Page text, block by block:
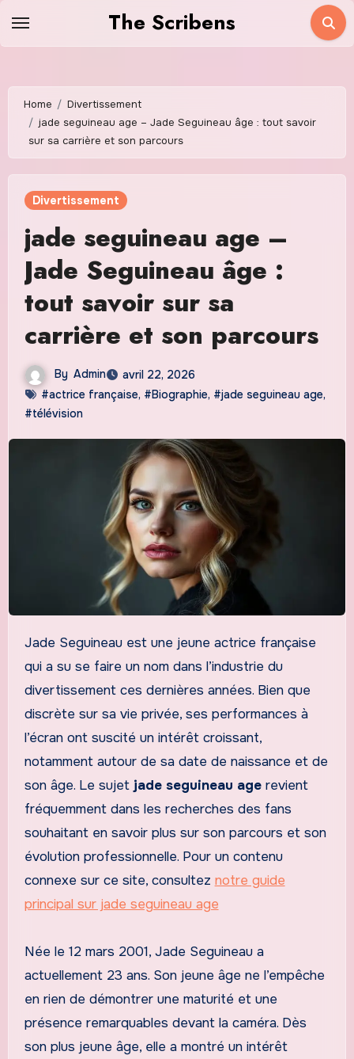
The Scribens
Home
Divertissement
jade seguineau age – Jade Seguineau âge : tout savoir
sur sa carrière et son parcours
Divertissement
jade seguineau age –
Jade Seguineau âge :
tout savoir sur sa
carrière et son parcours
By Admin
avril 22, 2026
#actrice française, #Biographie, #jade seguineau age,
#télévision
Jade Seguineau est une jeune actrice française
qui a su se faire un nom dans l’industrie du
divertissement ces dernières années. Bien que
discrète sur sa vie privée, ses performances à
l’écran ont suscité un intérêt croissant,
notamment autour de sa date de naissance et de
son âge. Le sujet jade seguineau agerevient
fréquemment dans les recherches des fans
souhaitant en savoir plus sur son parcours et son
évolution professionnelle. Pour un contenu
connexe sur ce site, consultez notre guide
principal sur jade seguineau age
Née le 12 mars 2001, Jade Seguineau a
actuellement 23 ans. Son jeune âge ne l’empêche
en rien de démontrer une maturité et une
présence remarquables devant la caméra. Dès
son plus jeune âge, elle a montré un intérêt